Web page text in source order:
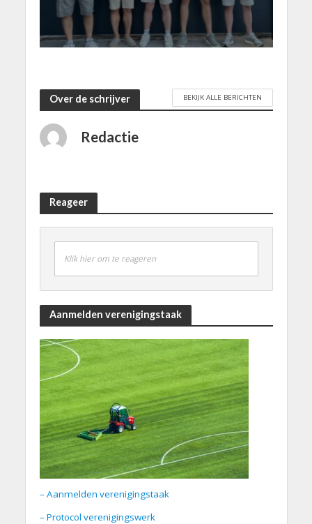
Over de schrijver BEKIJK ALLE BERICHTEN
Redactie
Reageer
Klik hier om te reageren
Aanmelden verenigingstaak
– Aanmelden verenigingstaak
– Protocol verenigingswerk